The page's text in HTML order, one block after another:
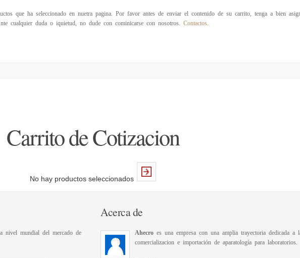
que ha seleccionado en nuetra pagina. Por favor antes de enviar el contenido de su carrito, tenga a bien
cualquier duda o iquietud, no dude con cominicarse con nosotros. Contactos
Carrito de Cotizacion
No hay productos seleccionados
nivel mundial del mercado de
Acerca de
Ahecro es una empresa con una amplia trayectoria dedicada a
comercializacion e importación de aparatología para laboratorios.